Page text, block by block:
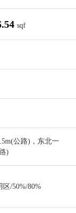
sqf
公路)，东北一
)
/50%/80%